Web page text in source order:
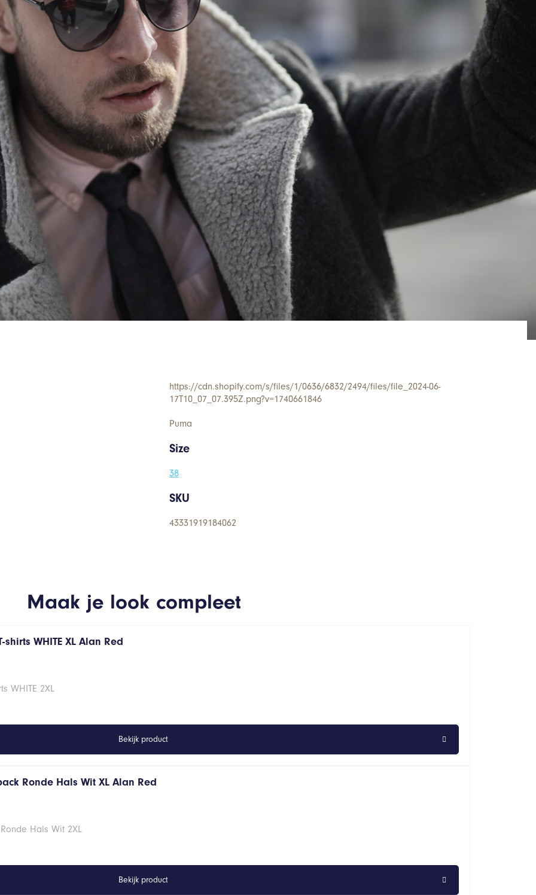
Productomschrijving
Playmaker Pro Plus JR'For All Time Red De Puma Playmaker Pro Plus JR'For All Time
Red'basketbalschoen is de perfecte keuze voor jonge basketbalspelers die hun spel
naar een hoger niveau willen tillen. Deze schoen combineert stijl, comfort en
functionaliteit voor een onverslaanbare performance op het veld.<br/>De Playmaker
Pro Plus JR is voorzien van een duurzaam bovenwerk van hoogwaardig materiaal dat
lang meegaat en de voeten ondersteunt tijdens intense speelmomenten. De schoen
heeft een opvallend ontwerp in'For All Time Red', waardoor je opvalt en
zelfvertrouwen uitstraalt op het veld.<br/>Met de responsieve demping en de
gripvaste rubberen buitenzool biedt deze schoen optimale stabiliteit en wendbaarheid.
De gevoerde enkelkraag zorgt voor extra comfort en ondersteuning, terwijl de
vetersluiting een verstelbare pasvorm mogelijk maakt.<br/>Of je nu op het punt staat
om deel te nemen aan je eerste wedstrijd of je vaardigheden wilt verbeteren, de
Puma Playmaker Pro Plus
Playmaker Pro Plus JR'For All Time Red'
43331919184062
Puma
https://cdn.shopify.com/s/files/1/0636/6832/2494/files/file_2024-06-
17T10_07_07.395Z.png?v=1740661846
Puma
Size
38
SKU
43331919184062
Maak je look compleet
WHITE XL Alan Red
WHITE 2XL
Bekijk product
Ronde Hals Wit XL Alan Red
Hals Wit 2XL
Bekijk product